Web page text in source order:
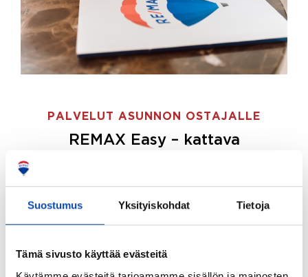
Suostumus Yksityiskohdat Tietoja
Tämä sivusto käyttää evästeitä
PALVELUT ASUNNON OSTAJALLE
REMAX Easy – kattava
ostajille.
Tee ostotoimeksianto ja etsimme juuri